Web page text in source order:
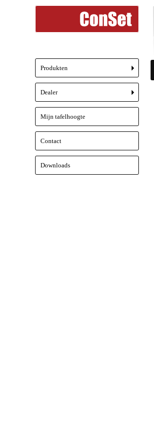
+
Produkten
+
Dealer
Mijn tafelhoogte
Contact
Downloads